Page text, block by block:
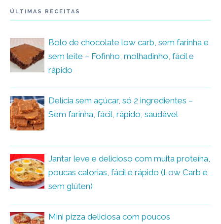
ÚLTIMAS RECEITAS
Bolo de chocolate low carb, sem farinha e
sem leite – Fofinho, molhadinho, fácil e
rápido
Delícia sem açúcar, só 2 ingredientes –
Sem farinha, fácil, rápido, saudável
Jantar leve e delicioso com muita proteína,
poucas calorias, fácil e rápido (Low Carb e
sem glúten)
Mini pizza deliciosa com poucos